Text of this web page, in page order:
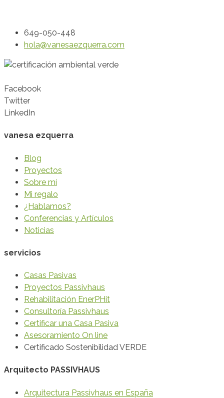
649-050-448
hola@vanesaezquerra.com
Facebook
Twitter
LinkedIn
vanesa ezquerra
Blog
Proyectos
Sobre mí
Mi regalo
¿Hablamos?
Conferencias y Artículos
Noticias
servicios
Casas Pasivas
Proyectos Passivhaus
Rehabilitación EnerPHit
Consultoría Passivhaus
Certificar una Casa Pasiva
Asesoramiento On line
Certificado Sostenibilidad VERDE
Arquitecto PASSIVHAUS
Arquitectura Passivhaus en España